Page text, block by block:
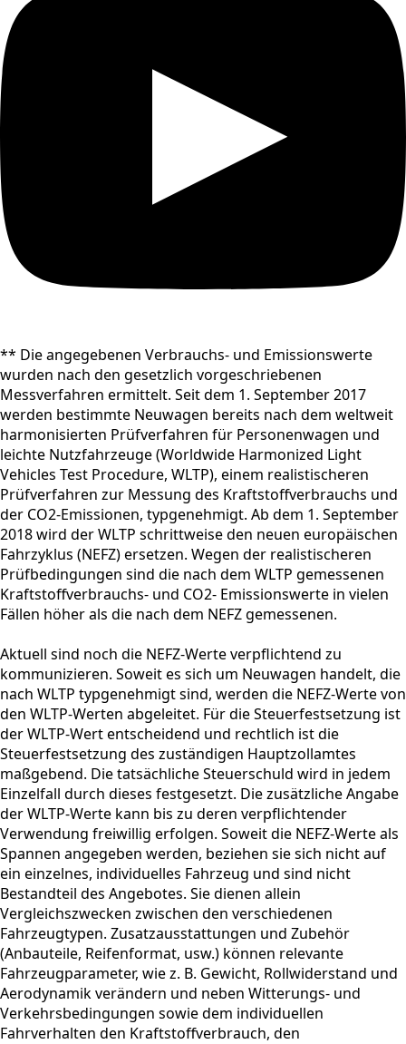
** Die angegebenen Verbrauchs- und Emissionswerte
wurden nach den gesetzlich vorgeschriebenen
Messverfahren ermittelt. Seit dem 1. September 2017
werden bestimmte Neuwagen bereits nach dem weltweit
harmonisierten Prüfverfahren für Personenwagen und
leichte Nutzfahrzeuge (Worldwide Harmonized Light
Vehicles Test Procedure, WLTP), einem realistischeren
Prüfverfahren zur Messung des Kraftstoffverbrauchs und
der CO2-Emissionen, typgenehmigt. Ab dem 1. September
2018 wird der WLTP schrittweise den neuen europäischen
Fahrzyklus (NEFZ) ersetzen. Wegen der realistischeren
Prüfbedingungen sind die nach dem WLTP gemessenen
Kraftstoffverbrauchs- und CO2- Emissionswerte in vielen
Fällen höher als die nach dem NEFZ gemessenen.
Aktuell sind noch die NEFZ-Werte verpflichtend zu
kommunizieren. Soweit es sich um Neuwagen handelt, die
nach WLTP typgenehmigt sind, werden die NEFZ-Werte von
den WLTP-Werten abgeleitet. Für die Steuerfestsetzung ist
der WLTP-Wert entscheidend und rechtlich ist die
Steuerfestsetzung des zuständigen Hauptzollamtes
maßgebend. Die tatsächliche Steuerschuld wird in jedem
Einzelfall durch dieses festgesetzt. Die zusätzliche Angabe
der WLTP-Werte kann bis zu deren verpflichtender
Verwendung freiwillig erfolgen. Soweit die NEFZ-Werte als
Spannen angegeben werden, beziehen sie sich nicht auf
ein einzelnes, individuelles Fahrzeug und sind nicht
Bestandteil des Angebotes. Sie dienen allein
Vergleichszwecken zwischen den verschiedenen
Fahrzeugtypen. Zusatzausstattungen und Zubehör
(Anbauteile, Reifenformat, usw.) können relevante
Fahrzeugparameter, wie z. B. Gewicht, Rollwiderstand und
Aerodynamik verändern und neben Witterungs- und
Verkehrsbedingungen sowie dem individuellen
Fahrverhalten den Kraftstoffverbrauch, den